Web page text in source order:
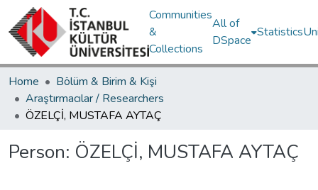
Communities
&
Collections
All of
DSpace
Statistics
Home
Bölüm & Birim & Kişi
Araştırmacılar / Researchers
ÖZELÇİ, MUSTAFA AYTAÇ
Person: ÖZELÇİ, MUSTAFA AYTAÇ